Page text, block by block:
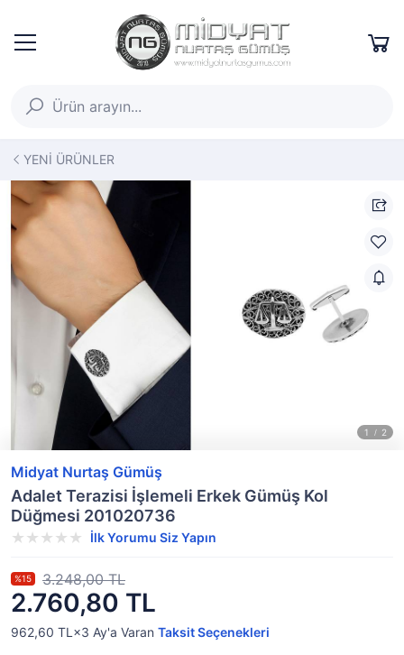
YENİ ÜRÜNLER
Midyat Nurtaş Gümüş
Adalet Terazisi İşlemeli Erkek Gümüş Kol
Düğmesi 201020736
İlk Yorumu Siz Yapın
2.760,80 TL
%15 3.248,00 TL
962,60 TL×3 Ay'a Varan Taksit Seçenekleri